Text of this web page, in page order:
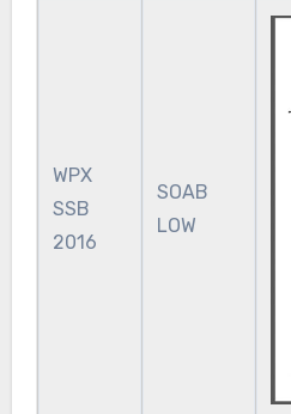
WPX
SSB
2016
SOAB
LOW